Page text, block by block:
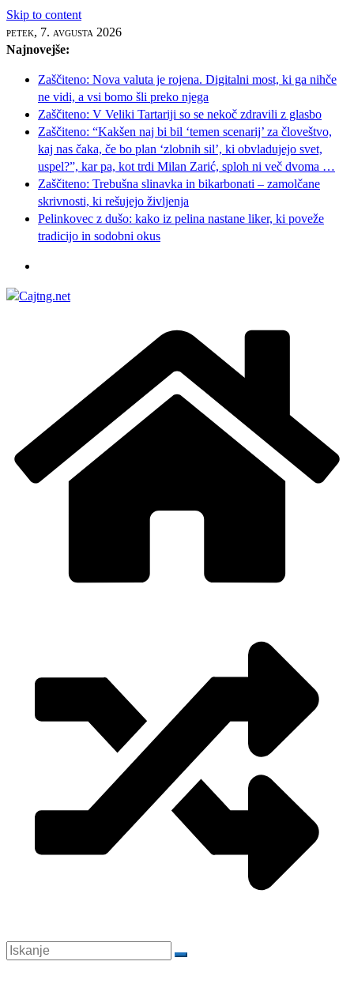
Skip to content
petek, 7. avgusta 2026
Najnovejše:
Zaščiteno: Nova valuta je rojena. Digitalni most, ki ga nihče
ne vidi, a vsi bomo šli preko njega
Zaščiteno: V Veliki Tartariji so se nekoč zdravili z glasbo
Zaščiteno: “Kakšen naj bi bil ‘temen scenarij’ za človeštvo,
kaj nas čaka, če bo plan ‘zlobnih sil’, ki obvladujejo svet,
uspel?”, kar pa, kot trdi Milan Zarić, sploh ni več dvoma …
Zaščiteno: Trebušna slinavka in bikarbonati – zamolčane
skrivnosti, ki rešujejo življenja
Pelinkovec z dušo: kako iz pelina nastane liker, ki poveže
tradicijo in sodobni okus